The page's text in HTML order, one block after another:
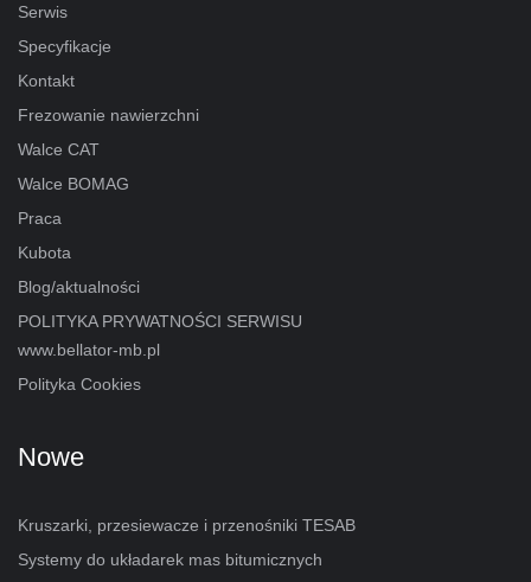
Serwis
Specyfikacje
Kontakt
Frezowanie nawierzchni
Walce CAT
Walce BOMAG
Praca
Kubota
Blog/aktualności
POLITYKA PRYWATNOŚCI SERWISU
www.bellator-mb.pl
Polityka Cookies
Nowe
Kruszarki, przesiewacze i przenośniki TESAB
Systemy do układarek mas bitumicznych